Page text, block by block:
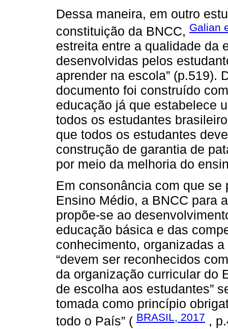
Dessa maneira, em outro
constituição da BNCC, Galian
estreita entre a qualidade da
desenvolvidas pelos
aprender na escola” (p.519).
documento foi construído
educação já que estabelece
todos os estudantes
que todos os estudantes
construção de garantia de
por meio da melhoria do
Em consonância com que
Ensino Médio, a BNCC para
propõe-se ao
educação básica e das
conhecimento, organizadas
“devem ser reconhecidos
da organização curricular do
de escolha aos estudantes”
tomada como princípio
todo o País” ( BRASIL, 2017 ,